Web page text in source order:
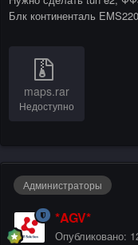
Блк континенталь
maps.rar
Недоступно
Администраторы
*AGV*
Опубликовано: